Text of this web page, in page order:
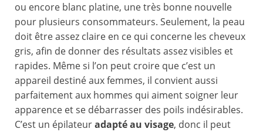
ou encore blanc platine, une très bonne nouvelle
pour plusieurs consommateurs. Seulement, la peau
doit être assez claire en ce qui concerne les cheveux
gris, afin de donner des résultats assez visibles et
rapides. Même si l’on peut croire que c’est un
appareil destiné aux femmes, il convient aussi
parfaitement aux hommes qui aiment soigner leur
apparence et se débarrasser des poils indésirables.
C’est un épilateuradapté au visage, donc il peut